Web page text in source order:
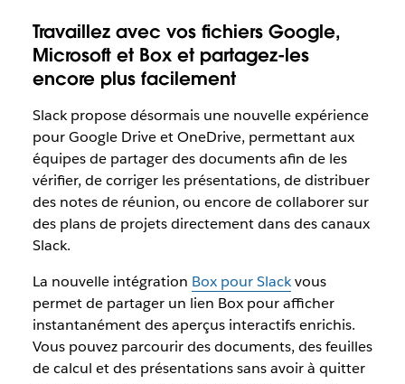
Travaillez avec vos fichiers Google,
Microsoft et Box et partagez-les
encore plus facilement
Slack propose désormais une nouvelle expérience
pour Google Drive et OneDrive, permettant aux
équipes de partager des documents afin de les
vérifier, de corriger les présentations, de distribuer
des notes de réunion, ou encore de collaborer sur
des plans de projets directement dans des canaux
Slack.
La nouvelle intégration Box pour Slackvous
permet de partager un lien Box pour afficher
instantanément des aperçus interactifs enrichis.
Vous pouvez parcourir des documents, des feuilles
de calcul et des présentations sans avoir à quitter